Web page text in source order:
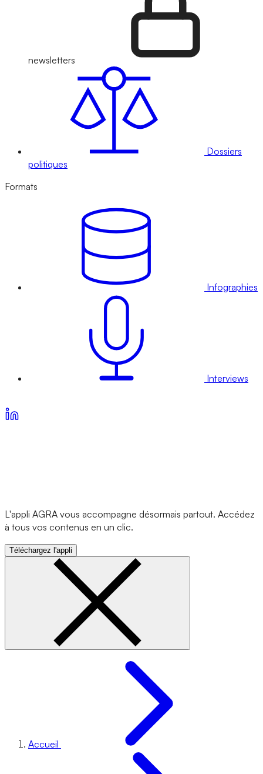
newsletters
Dossiers
politiques
Formats
Infographies
Interviews
L'appli AGRA vous accompagne désormais partout. Accédez
à tous vos contenus en un clic.
Téléchargez l'appli
Accueil